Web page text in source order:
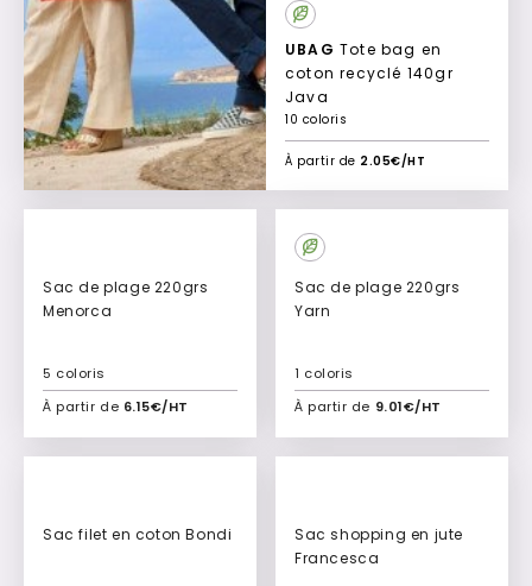
UBAG Tote bag en
coton recyclé 140gr
Java
À partir de 2.05€/HT
10 coloris
Sac de plage 220grs
Menorca
À partir de 6.15€/HT
5 coloris
Ajouter à mon devis
Sac de plage 220grs
Yarn
À partir de 9.01€/HT
1 coloris
Ajouter à mon devis
Sac filet en coton Bondi
Sac shopping en jute
Francesca